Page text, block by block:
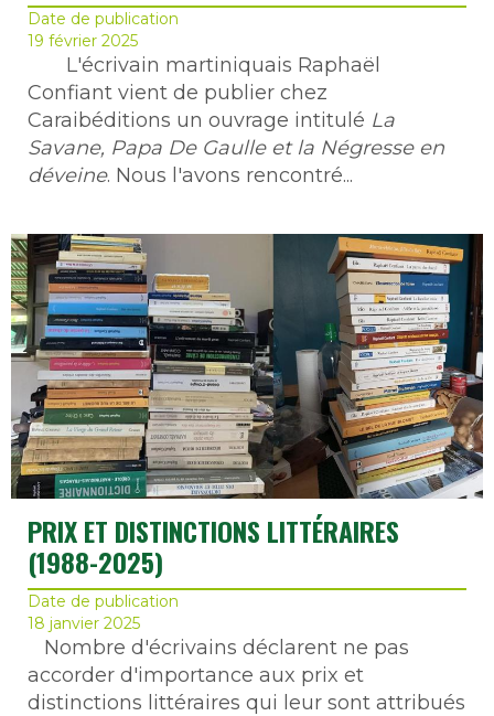
Date de publication
19 février 2025
L'écrivain martiniquais Raphaël
Confiant vient de publier chez
Caraibéditions un ouvrage intitulé La
Savane, Papa De Gaulle et la Négresse en
déveine. Nous l'avons rencontré...
PRIX ET DISTINCTIONS LITTÉRAIRES
(1988-2025)
Date de publication
18 janvier 2025
Nombre d'écrivains déclarent ne pas
accorder d'importance aux prix et
distinctions littéraires qui leur sont attribués